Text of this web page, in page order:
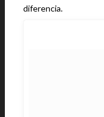
diferencia.